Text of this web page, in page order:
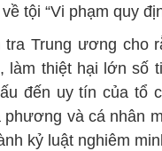
tội “Vi phạm quy
tra Trung ương cho
làm thiệt hại lớn
đến uy tín của tổ
phương và cá nhân
kỷ luật nghiêm